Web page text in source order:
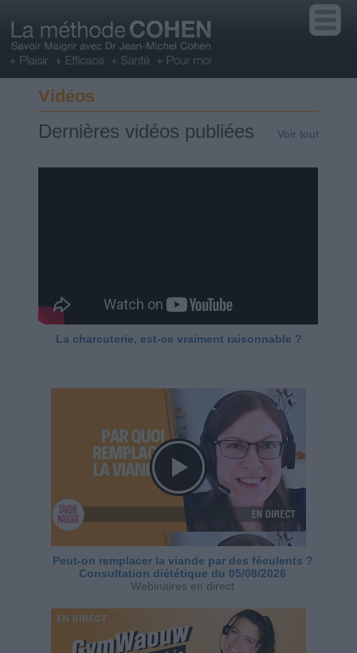
Vidéos
Dernières vidéos publiées Voir tout
La charcuterie, est-ce vraiment raisonnable ?
Peut-on remplacer la viande par des féculents ?
Consultation diététique du 05/08/2026
Webinaires en direct